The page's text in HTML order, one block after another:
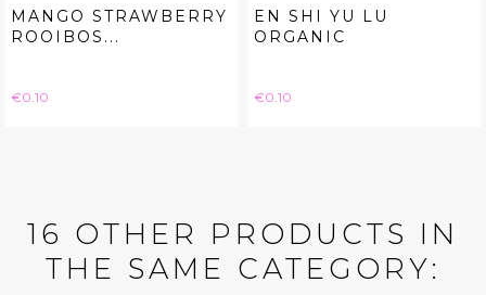
MANGO STRAWBERRY
ROOIBOS...
Price
€0.10
EN SHI YU LU
ORGANIC
Price
€0.10
16 OTHER PRODUCTS IN
THE SAME CATEGORY: